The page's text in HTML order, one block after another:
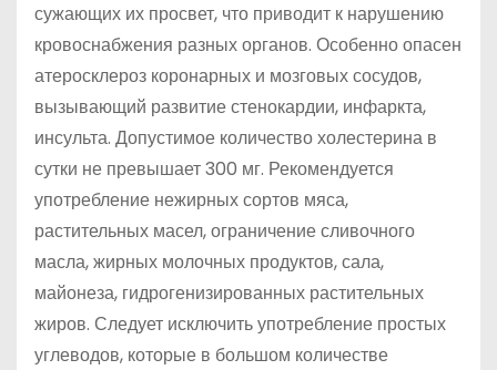
сужающих их просвет, что приводит к нарушению
кровоснабжения разных органов. Особенно опасен
атеросклероз коронарных и мозговых сосудов,
вызывающий развитие стенокардии, инфаркта,
инсульта. Допустимое количество холестерина в
сутки не превышает 300 мг. Рекомендуется
употребление нежирных сортов мяса,
растительных масел, ограничение сливочного
масла, жирных молочных продуктов, сала,
майонеза, гидрогенизированных растительных
жиров. Следует исключить употребление простых
углеводов, которые в большом количестве